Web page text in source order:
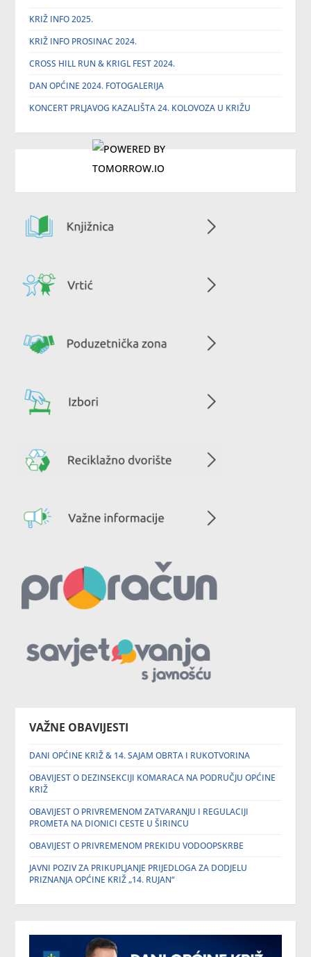
KRIŽ INFO 2025.
KRIŽ INFO PROSINAC 2024.
CROSS HILL RUN & KRIGL FEST 2024.
DAN OPĆINE 2024. FOTOGALERIJA
KONCERT PRLJAVOG KAZALIŠTA 24. KOLOVOZA U KRIŽU
VAŽNE OBAVIJESTI
DANI OPĆINE KRIŽ & 14. SAJAM OBRTA I RUKOTVORINA
OBAVIJEST O DEZINSEKCIJI KOMARACA NA PODRUČJU OPĆINE
KRIŽ
OBAVIJEST O PRIVREMENOM ZATVARANJU I REGULACIJI
PROMETA NA DIONICI CESTE U ŠIRINCU
OBAVIJEST O PRIVREMENOM PREKIDU VODOOPSKRBE
JAVNI POZIV ZA PRIKUPLJANJE PRIJEDLOGA ZA DODJELU
PRIZNANJA OPĆINE KRIŽ „14. RUJAN“